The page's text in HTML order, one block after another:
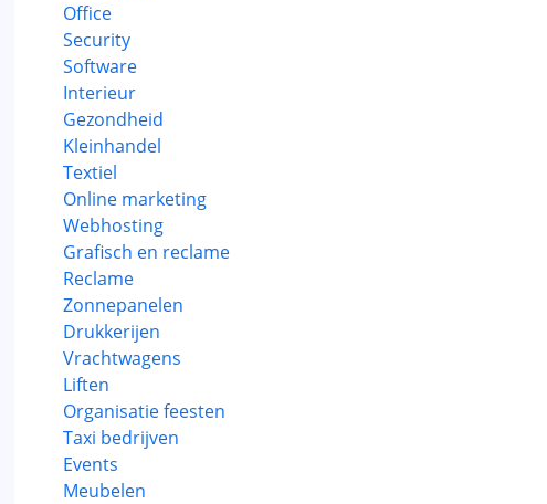
Office
Security
Software
Interieur
Gezondheid
Kleinhandel
Textiel
Online marketing
Webhosting
Grafisch en reclame
Reclame
Zonnepanelen
Drukkerijen
Vrachtwagens
Liften
Organisatie feesten
Taxi bedrijven
Events
Meubelen